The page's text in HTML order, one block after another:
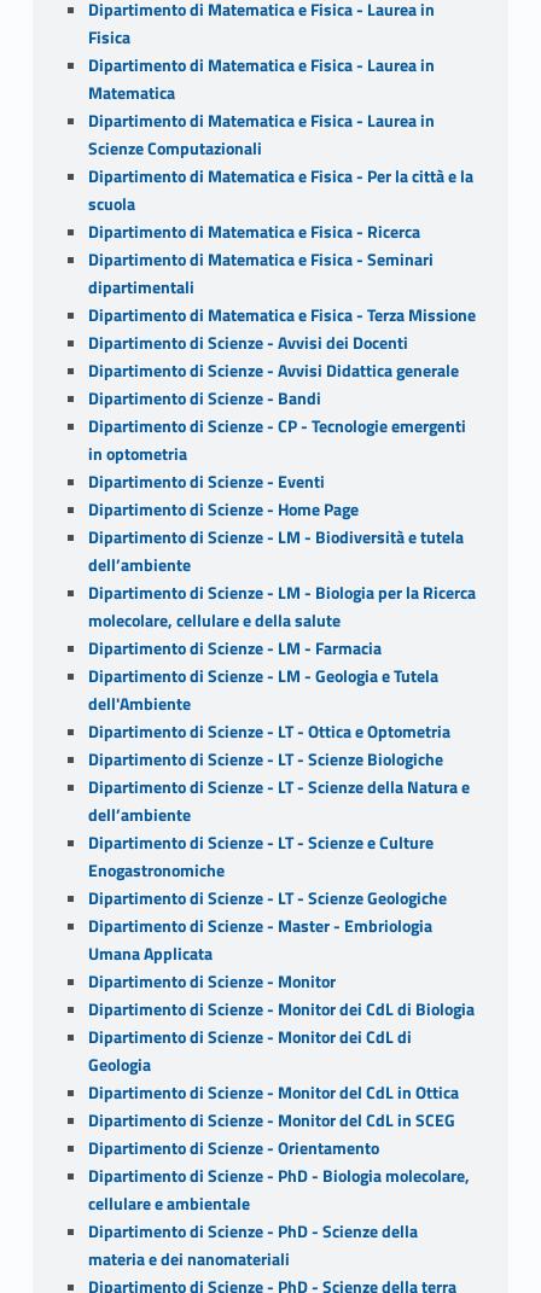
Dipartimento di Matematica e Fisica - Laurea in
Fisica
Dipartimento di Matematica e Fisica - Laurea in
Matematica
Dipartimento di Matematica e Fisica - Laurea in
Scienze Computazionali
Dipartimento di Matematica e Fisica - Per la città e la
scuola
Dipartimento di Matematica e Fisica - Ricerca
Dipartimento di Matematica e Fisica - Seminari
dipartimentali
Dipartimento di Matematica e Fisica - Terza Missione
Dipartimento di Scienze - Avvisi dei Docenti
Dipartimento di Scienze - Avvisi Didattica generale
Dipartimento di Scienze - Bandi
Dipartimento di Scienze - CP - Tecnologie emergenti
in optometria
Dipartimento di Scienze - Eventi
Dipartimento di Scienze - Home Page
Dipartimento di Scienze - LM - Biodiversità e tutela
dell’ambiente
Dipartimento di Scienze - LM - Biologia per la Ricerca
molecolare, cellulare e della salute
Dipartimento di Scienze - LM - Farmacia
Dipartimento di Scienze - LM - Geologia e Tutela
dell'Ambiente
Dipartimento di Scienze - LT - Ottica e Optometria
Dipartimento di Scienze - LT - Scienze Biologiche
Dipartimento di Scienze - LT - Scienze della Natura e
dell’ambiente
Dipartimento di Scienze - LT - Scienze e Culture
Enogastronomiche
Dipartimento di Scienze - LT - Scienze Geologiche
Dipartimento di Scienze - Master - Embriologia
Umana Applicata
Dipartimento di Scienze - Monitor
Dipartimento di Scienze - Monitor dei CdL di Biologia
Dipartimento di Scienze - Monitor dei CdL di
Geologia
Dipartimento di Scienze - Monitor del CdL in Ottica
Dipartimento di Scienze - Monitor del CdL in SCEG
Dipartimento di Scienze - Orientamento
Dipartimento di Scienze - PhD - Biologia molecolare,
cellulare e ambientale
Dipartimento di Scienze - PhD - Scienze della
materia e dei nanomateriali
Dipartimento di Scienze - PhD - Scienze della terra